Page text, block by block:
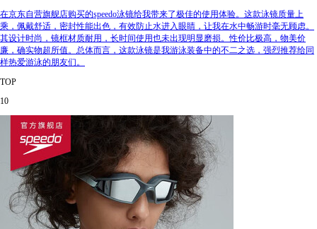
在京东自营旗舰店购买的speedo泳镜给我带来了极佳的使用体验。这款泳镜质量上
乘，佩戴舒适，密封性能出色，有效防止水进入眼睛，让我在水中畅游时毫无顾虑。
其设计时尚，镜框材质耐用，长时间使用也未出现明显磨损。性价比极高，物美价
廉，确实物超所值。总体而言，这款泳镜是我游泳装备中的不二之选，强烈推荐给同
样热爱游泳的朋友们。
TOP
10